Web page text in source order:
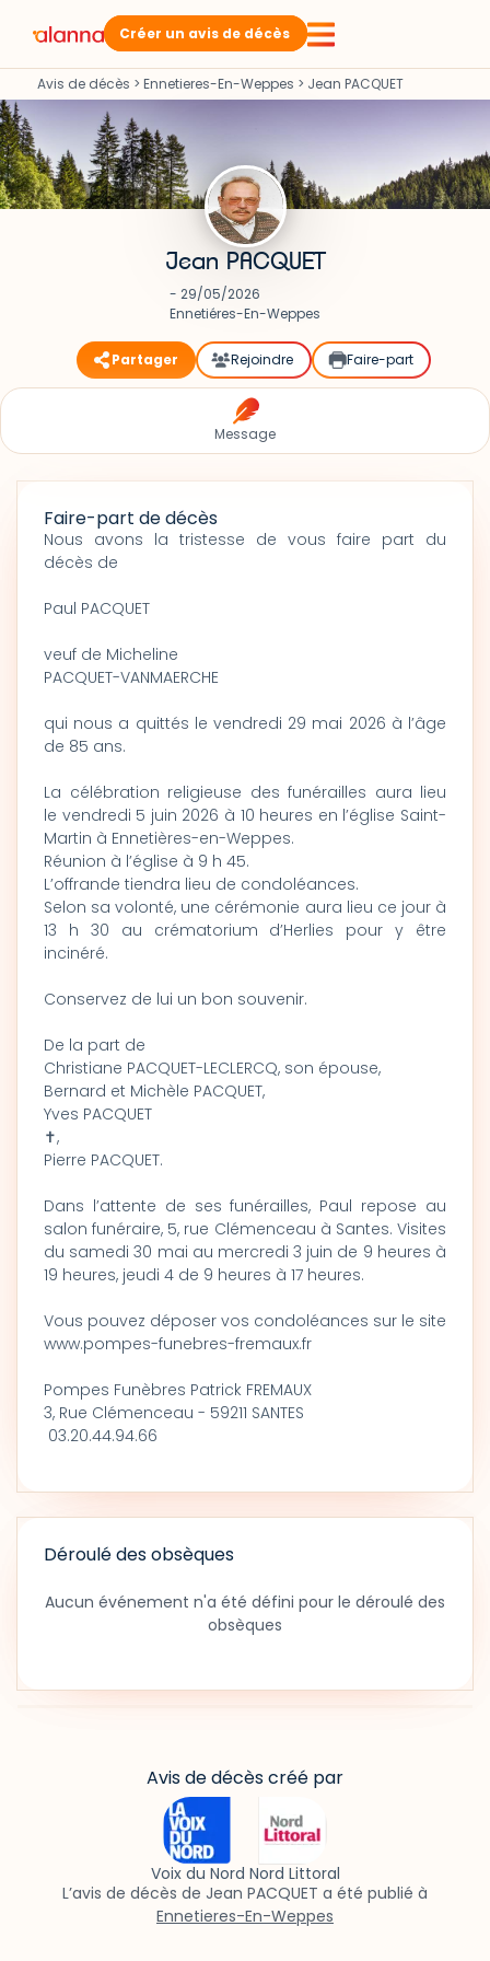
Créer un avis de décès
Avis de décès > Ennetieres-En-Weppes > Jean PACQUET
Jean PACQUET
- 29/05/2026
Ennetiéres-En-Weppes
Partager Rejoindre Faire-part
Message
Faire-part de décès
Nous avons la tristesse de vous faire part du
décès de
Paul PACQUET
veuf de Micheline
PACQUET-VANMAERCHE
qui nous a quittés le vendredi 29 mai 2026 à l’âge
de 85 ans.
La célébration religieuse des funérailles aura lieu
le vendredi 5 juin 2026 à 10 heures en l’église Saint-
Martin à Ennetières-en-Weppes.
Réunion à l’église à 9 h 45.
L’offrande tiendra lieu de condoléances.
Selon sa volonté, une cérémonie aura lieu ce jour à
13 h 30 au crématorium d’Herlies pour y être
incinéré.
Conservez de lui un bon souvenir.
De la part de
Christiane PACQUET-LECLERCQ, son épouse,
Bernard et Michèle PACQUET,
Yves PACQUET
✝,
Pierre PACQUET.
Dans l’attente de ses funérailles, Paul repose au
salon funéraire, 5, rue Clémenceau à Santes. Visites
du samedi 30 mai au mercredi 3 juin de 9 heures à
19 heures, jeudi 4 de 9 heures à 17 heures.
Vous pouvez déposer vos condoléances sur le site
www.pompes-funebres-fremaux.fr
Pompes Funèbres Patrick FREMAUX
3, Rue Clémenceau - 59211 SANTES
03.20.44.94.66
Déroulé des obsèques
Aucun événement n'a été défini pour le déroulé des
obsèques
Avis de décès créé par
Voix du Nord Nord Littoral
L’avis de décès de Jean PACQUET a été publié à
Ennetieres-En-Weppes